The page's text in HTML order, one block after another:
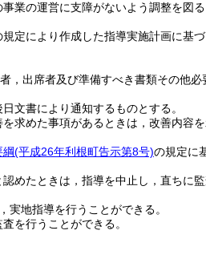
業の運営に支障がないよう調整を図る
規定により作成した指導実施計画に基づ
，出席者及び準備すべき書類その他必
文書により通知するものとする。
求めた事項があるときは，改善内容
(平成26年利根町告示第8号)の規定に
めたときは，指導を中止し，直ちに監
地指導を行うことができる。
を行うことができる。